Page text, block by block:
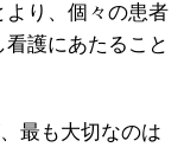
より、個々の患者
護にあたること
最も大切なのは